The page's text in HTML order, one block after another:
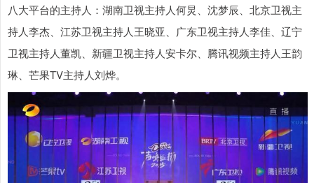
八大平台的主持人：湖南卫视主持人何炅、沈梦辰、北京卫视主
持人李杰、江苏卫视主持人王晓亚、广东卫视主持人李佳、辽宁
卫视主持人董凯、新疆卫视主持人安卡尔、腾讯视频主持人王韵
琳、芒果TV主持人刘烨。